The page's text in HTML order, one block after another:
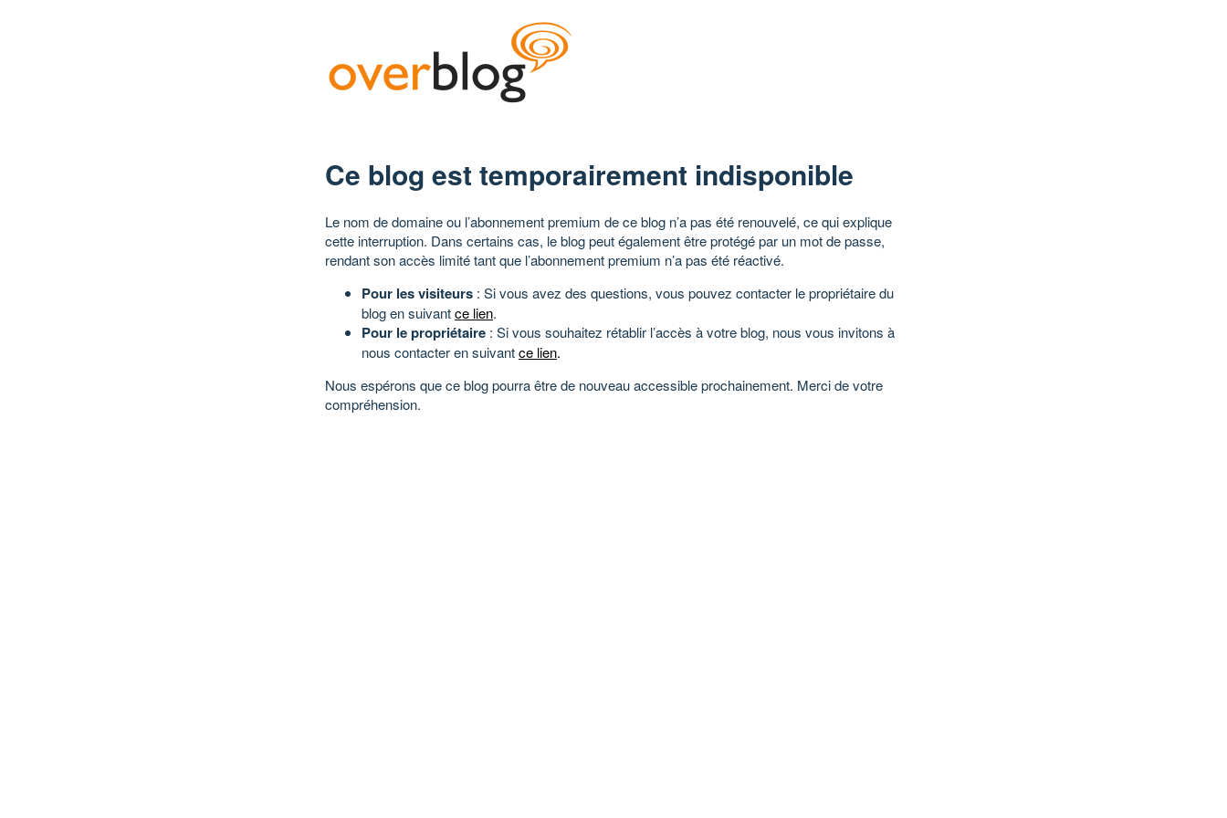
Ce blog est temporairement indisponible
Le nom de domaine ou l’abonnement premium de ce blog n’a pas été renouvelé, ce qui explique
cette interruption. Dans certains cas, le blog peut également être protégé par un mot de passe,
rendant son accès limité tant que l’abonnement premium n’a pas été réactivé.
Pour les visiteurs : Si vous avez des questions, vous pouvez contacter le propriétaire du
blog en suivantce lien.
Pour le propriétaire : Si vous souhaitez rétablir l’accès à votre blog, nous vous invitons à
nous contacter en suivantce lien.
Nous espérons que ce blog pourra être de nouveau accessible prochainement. Merci de votre
compréhension.